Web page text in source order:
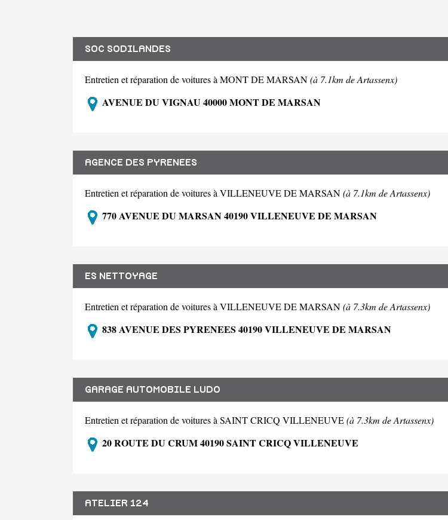
SOC SODILANDES
Entretien et réparation de voitures à MONT DE MARSAN(à 7.1km de Artassenx)
AVENUE DU VIGNAU 40000 MONT DE MARSAN
AGENCE DES PYRENEES
Entretien et réparation de voitures à VILLENEUVE DE MARSAN(à 7.1km de Artassenx)
770 AVENUE DU MARSAN 40190 VILLENEUVE DE MARSAN
ES NETTOYAGE
Entretien et réparation de voitures à VILLENEUVE DE MARSAN(à 7.3km de Artassenx)
838 AVENUE DES PYRENEES 40190 VILLENEUVE DE MARSAN
GARAGE AUTOMOBILE LUDO
Entretien et réparation de voitures à SAINT CRICQ VILLENEUVE(à 7.3km de Artassenx)
20 ROUTE DU CRUM 40190 SAINT CRICQ VILLENEUVE
ATELIER 124